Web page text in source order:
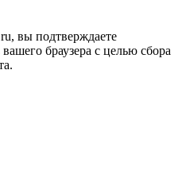
вы подтверждаете
браузера с целью сбора